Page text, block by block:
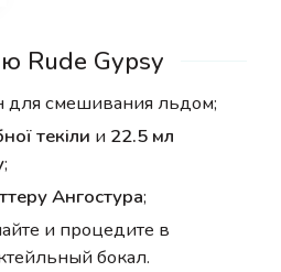
Rude Gypsy
для смешивания льдом;
текіли и 22.5 мл
;
Ангостура;
и процедите в
бокал.